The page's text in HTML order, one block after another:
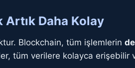
Daha Kolay
Blockchain, tüm işlemlerin
tüm verilere kolayca